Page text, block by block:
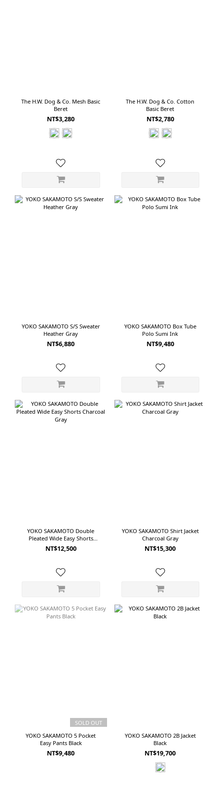
The H.W. Dog & Co. Mesh Basic
Beret
NT$3,280
The H.W. Dog & Co. Cotton
Basic Beret
NT$2,780
YOKO SAKAMOTO S/S Sweater
Heather Gray
NT$6,880
YOKO SAKAMOTO Box Tube
Polo Sumi Ink
NT$9,480
YOKO SAKAMOTO Double
Pleated Wide Easy Shorts
Charcoal Gray
NT$12,500
YOKO SAKAMOTO Shirt Jacket
Charcoal Gray
NT$15,300
SOLD OUT
YOKO SAKAMOTO 5 Pocket
Easy Pants Black
NT$9,480
YOKO SAKAMOTO 2B Jacket
Black
NT$19,700